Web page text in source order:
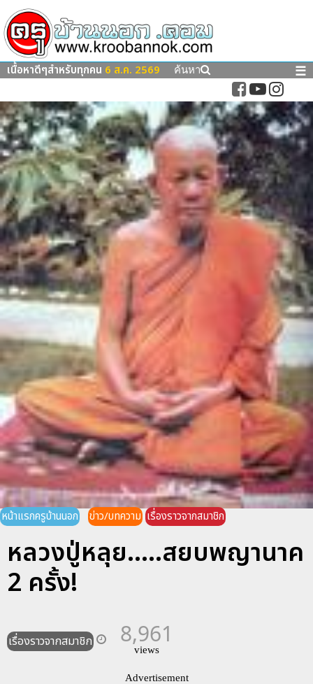
เนื้อหาดีๆสำหรับทุกคน 6 ส.ค. 2569 ค้นหา ☰
หน้าแรกครูบ้านนอก ข่าว/บทความ เรื่องราวจากสมาชิก
หลวงปู่หลุย.....สยบพญานาค
2 ครั้ง!
เรื่องราวจากสมาชิก 8,961
views
Advertisement